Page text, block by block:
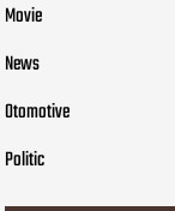
Movie
News
Otomotive
Politic